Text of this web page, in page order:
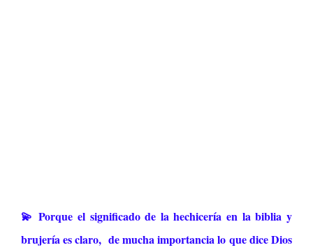
💫 Porque el significado de la hechicería en la biblia y
brujería es claro, de mucha importancia lo que dice Dios